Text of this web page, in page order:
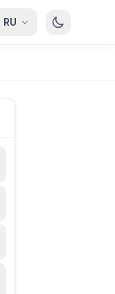
RU